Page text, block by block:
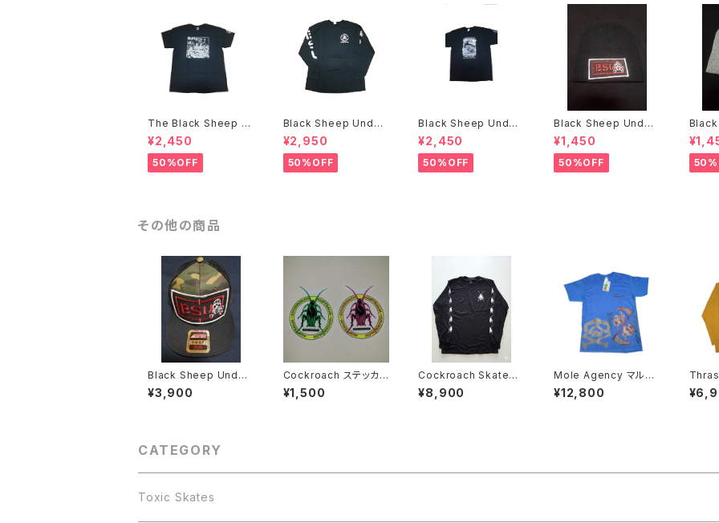
The Black Sheep U
nderground Bobby
Brown アートTシャツ
¥2,450
50%OFF
Black Sheep Under
ground NOW WE FI
GHT BACK L/S Tシャ
ツ
¥2,950
50%OFF
Black Sheep Under
ground Bill Danforth
Tシャツ
¥2,450
50%OFF
Black Sheep Under
ground ニットキャッ
プ
¥1,450
50%OFF
その他の商品
Black Sheep Under
ground 迷彩 メッシ
ュキャップ
¥3,900
Cockroach ステッカ
¥1,500
Cockroach Skatebo
ards Roach ロングス
リーブ Tシャツ
¥8,900
Mole Agency マルチ
プリント Tシャツ
¥12,800
x
ーカー
CATEGORY
Toxic Skates